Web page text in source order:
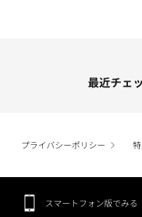
最近チェ
プライバシーポリシー
スマートフォン版でみる